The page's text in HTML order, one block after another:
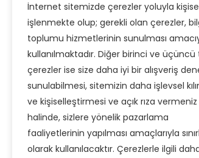
Hacıbaba Pastaneleri - 1984'ten Beri
Geleneksel Türk Tatlıları & Pastane
İnternet sitemizde çerezler yoluyla
işlenmekte olup; gerekli olan çerezler,
toplumu hizmetlerinin sunulması
kullanılmaktadır. Diğer birinci ve
çerezler ise size daha iyi bir alışveriş
sunulabilmesi, sitemizin daha işlevsel
ve kişiselleştirmesi ve açık rıza vermeniz
halinde, sizlere yönelik pazarlama
faaliyetlerinin yapılması amaçlarıyla
olarak kullanılacaktır. Çerezlerle ilgili